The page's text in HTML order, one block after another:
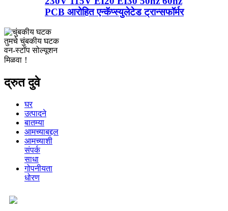
PCB आरोहित एन्कॅप्स्युलेटेड ट्रान्सफॉर्मर
तुमचे चुंबकीय घटक
वन-स्टॉप सोल्यूशन
मिळवा！
द्रुत दुवे
घर
उत्पादने
बातम्या
आमच्याबद्दल
आमच्याशी
संपर्क
साधा
गोपनीयता
धोरण